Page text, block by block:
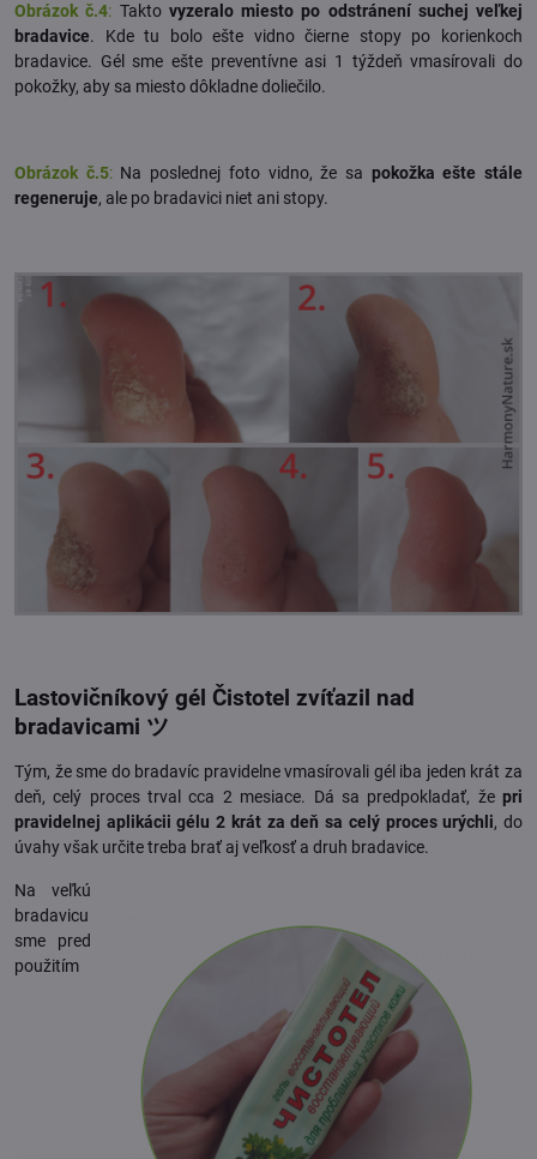
Obrázok č.4: Takto vyzeralo miesto po odstránení suchej veľkej
bradavice. Kde tu bolo ešte vidno čierne stopy po korienkoch
bradavice. Gél sme ešte preventívne asi 1 týždeň vmasírovali do
pokožky, aby sa miesto dôkladne doliečilo.
Obrázok č.5:Na poslednej foto vidno, že sa pokožka ešte stále
regeneruje, ale po bradavici niet ani stopy.
Lastovičníkový gél Čistotel zvíťazil nad
bradavicami ツ
Tým, že sme do bradavíc pravidelne vmasírovali gél iba jeden krát za
deň, celý proces trval cca 2 mesiace. Dá sa predpokladať, že pri
pravidelnej aplikácii gélu 2 krát za deň sa celý proces urýchli, do
úvahy však určite treba brať aj veľkosť a druh bradavice.
Na veľkú
bradavicu
sme pred
použitím